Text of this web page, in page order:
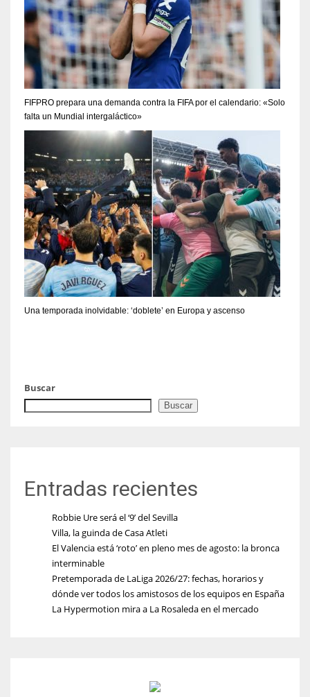
FIFPRO prepara una demanda contra la FIFA por el calendario: «Solo
falta un Mundial intergaláctico»
Una temporada inolvidable: ‘doblete’ en Europa y ascenso
Buscar
Buscar
Entradas recientes
Robbie Ure será el ‘9’ del Sevilla
Villa, la guinda de Casa Atleti
El Valencia está ‘roto’ en pleno mes de agosto: la bronca
interminable
Pretemporada de LaLiga 2026/27: fechas, horarios y
dónde ver todos los amistosos de los equipos en España
La Hypermotion mira a La Rosaleda en el mercado